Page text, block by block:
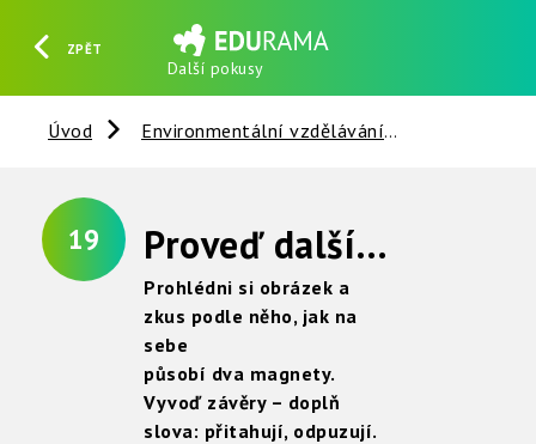
ZPĚT
Další pokusy
HLEDAT REGISTROVAT PŘIHLÁSIT SE
Úvod Environmentální vzdělávání
19 Proveď další pokusy pro poznání magnetu
Prohlédni si obrázek a
zkus podle něho, jak na
sebe
působí dva magnety.
Vyvoď závěry – doplň
slova: přitahují, odpuzují.